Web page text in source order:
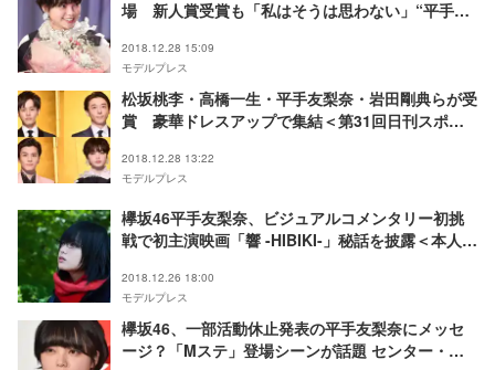
場 新人賞受賞も「私はそうは思わない」“平手
2018.12.28 15:09
モデルプレス
松坂桃李・高橋一生・平手友梨奈・岩田剛典らが受
賞 豪華ドレスアップで集結＜第31回日刊スポー
2018.12.28 13:22
モデルプレス
欅坂46平手友梨奈、ビジュアルコメンタリー初挑
戦で初主演映画「響 -HIBIKI-」秘話を披露＜本人コ
2018.12.26 18:00
モデルプレス
欅坂46、一部活動休止発表の平手友梨奈にメッセ
ージ？「Mステ」登場シーンが話題 センター・鈴